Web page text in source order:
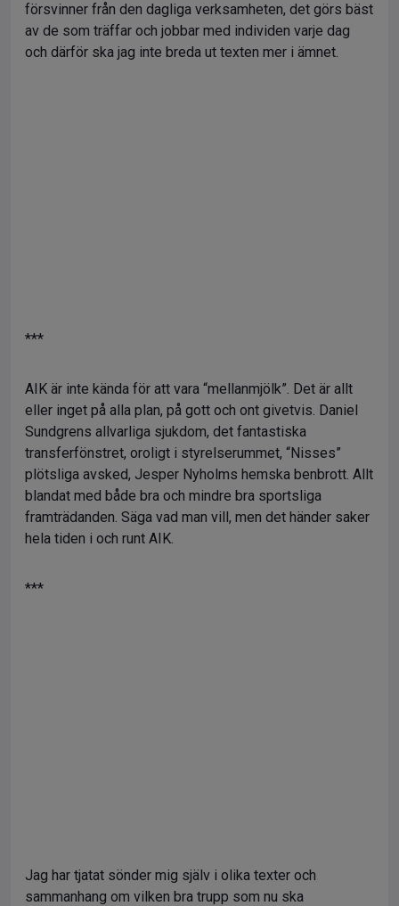
försvinner från den dagliga verksamheten, det görs bäst
av de som träffar och jobbar med individen varje dag
och därför ska jag inte breda ut texten mer i ämnet.
***
AIK är inte kända för att vara “mellanmjölk”. Det är allt
eller inget på alla plan, på gott och ont givetvis. Daniel
Sundgrens allvarliga sjukdom, det fantastiska
transferfönstret, oroligt i styrelserummet, “Nisses”
plötsliga avsked, Jesper Nyholms hemska benbrott. Allt
blandat med både bra och mindre bra sportsliga
framträdanden. Säga vad man vill, men det händer saker
hela tiden i och runt AIK.
***
Jag har tjatat sönder mig själv i olika texter och
sammanhang om vilken bra trupp som nu ska